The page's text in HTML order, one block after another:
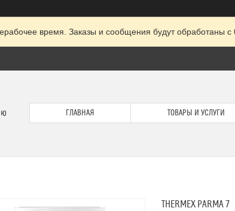
время. Заказы и сообщения будут обработаны
ГЛАВНАЯ ТОВАРЫ И УСЛУГИ
THERMEX PARMA 7